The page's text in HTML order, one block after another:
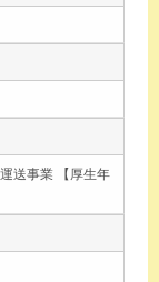
送事業 【厚生年